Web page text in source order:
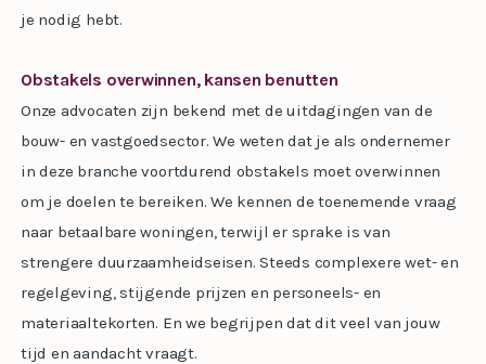
je nodig hebt.
Obstakels overwinnen, kansen benutten
Onze advocaten zijn bekend met de uitdagingen van de
bouw- en vastgoedsector. We weten dat je als ondernemer
in deze branche voortdurend obstakels moet overwinnen
om je doelen te bereiken. We kennen de toenemende vraag
naar betaalbare woningen, terwijl er sprake is van
strengere duurzaamheidseisen. Steeds complexere wet- en
regelgeving, stijgende prijzen en personeels- en
materiaaltekorten. En we begrijpen dat dit veel van jouw
tijd en aandacht vraagt.